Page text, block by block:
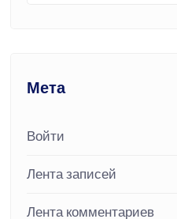
Мета
Войти
Лента записей
Лента комментариев